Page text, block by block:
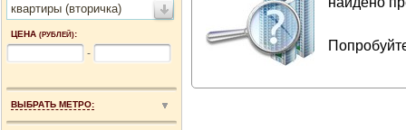
квартиры (вторичка)
ЦЕНА (РУБЛЕЙ):
-
ВЫБРАТЬ МЕТРО: